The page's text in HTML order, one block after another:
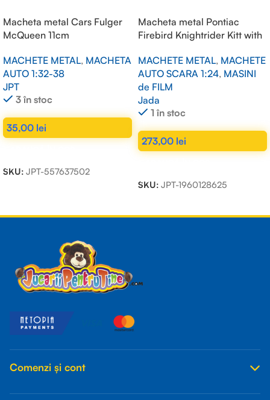
Macheta metal Cars Fulger
McQueen 11cm
MACHETE METAL, MACHETA
AUTO 1:32-38
JPT
3 în stoc
35,00 lei
SKU: JPT-557637502
Macheta metal Pontiac
Firebird Knightrider Kitt with
hood, black 1/24
MACHETE METAL, MACHETE
AUTO SCARA 1:24, MASINI
de FILM
Jada
1 în stoc
273,00 lei
SKU: JPT-1960128625
Comenzi și cont